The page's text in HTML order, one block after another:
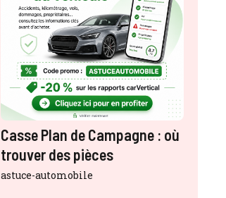
Casse Plan de Campagne : où
trouver des pièces
astuce-automobile